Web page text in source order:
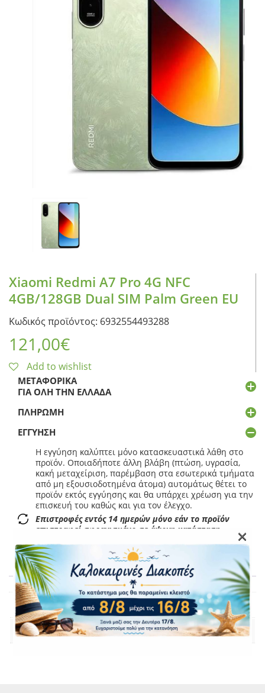
CPU COOLERS
ΟΙΚΙΑΚΕΣ ΣΥΣΚΕΥΕΣ
ΠΡΟΣΩΠΙΚΗ ΦΡΟΝΤΙΔΑ
Xiaomi Redmi A7 Pro 4G NFC
4GB/128GB Dual SIM Palm Green EU
Κωδικός προϊόντος: 6932554493288
121,00€
Add to wishlist
ΜΕΤΑΦΟΡΙΚΆ
ΓΙΑ ΌΛΗ ΤΗΝ ΕΛΛΆΔΑ
ΠΛΗΡΩΜΉ
ΕΓΓΎΗΣΗ
Η εγγύηση καλύπτει μόνο κατασκευαστικά λάθη στο
προϊόν. Οποιαδήποτε άλλη βλάβη (πτώση, υγρασία,
κακή μεταχείριση, παρέμβαση στα εσωτερικά τμήματα
από μη εξουσιοδοτημένα άτομα) αυτομάτως θέτει το
προϊόν εκτός εγγύησης και θα υπάρχει χρέωση για την
επισκευή του καθώς και για τον έλεγχο.
Επιστροφές εντός 14 ημερών μόνο εάν το προϊόν
επιστραφεί σφραγισμένο σε άψογη κατάσταση
Επιπλέον πληροφορίες
Βάρος
0,5 kg
Brand
Xiaomi / POCO
×